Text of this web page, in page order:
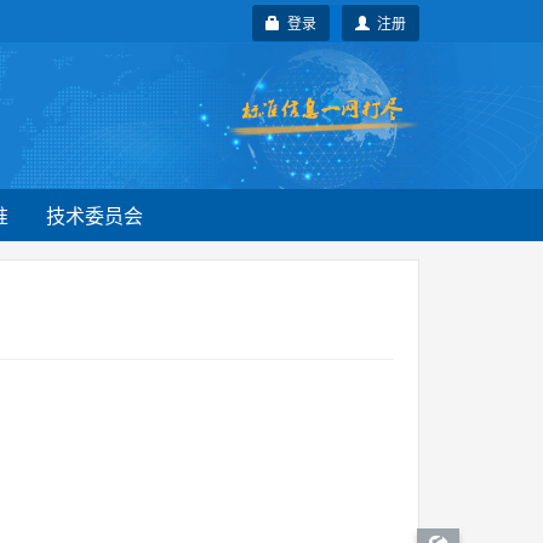
注册
登录
技术委员会